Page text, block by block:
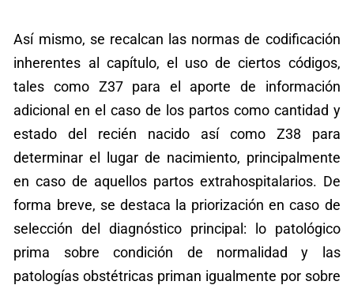
Así mismo, se recalcan las normas de codificación
inherentes al capítulo, el uso de ciertos códigos,
tales como Z37 para el aporte de información
adicional en el caso de los partos como cantidad y
estado del recién nacido así como Z38 para
determinar el lugar de nacimiento, principalmente
en caso de aquellos partos extrahospitalarios. De
forma breve, se destaca la priorización en caso de
selección del diagnóstico principal: lo patológico
prima sobre condición de normalidad y las
patologías obstétricas priman igualmente por sobre